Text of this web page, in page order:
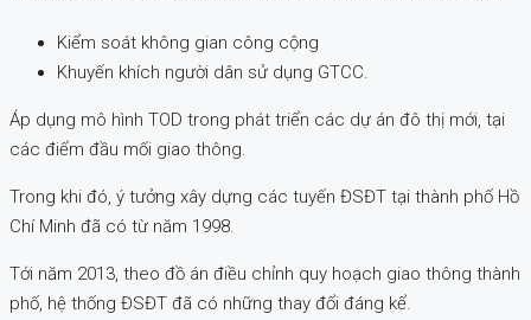
Kiểm soát không gian công cộng
Khuyến khích người dân sử dụng GTCC.
Áp dụng mô hình TOD trong phát triển các dự án đô thị mới, tại
các điểm đầu mối giao thông.
Trong khi đó, ý tưởng xây dựng các tuyến ĐSĐT tại thành phố Hồ
Chí Minh đã có từ năm 1998.
Tới năm 2013, theo đồ án điều chỉnh quy hoạch giao thông thành
phố, hệ thống ĐSĐT đã có những thay đổi đáng kể.